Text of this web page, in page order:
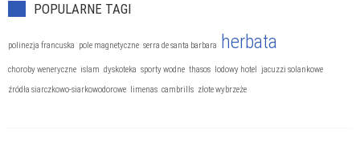
POPULARNE TAGI
polinezja francuska pole magnetyczne serra de santa barbara herbata
choroby weneryczne islam dyskoteka sporty wodne thasos lodowy hotel jacuzzi solankowe
źródła siarczkowo-siarkowodorowe limenas cambrills złote wybrzeże